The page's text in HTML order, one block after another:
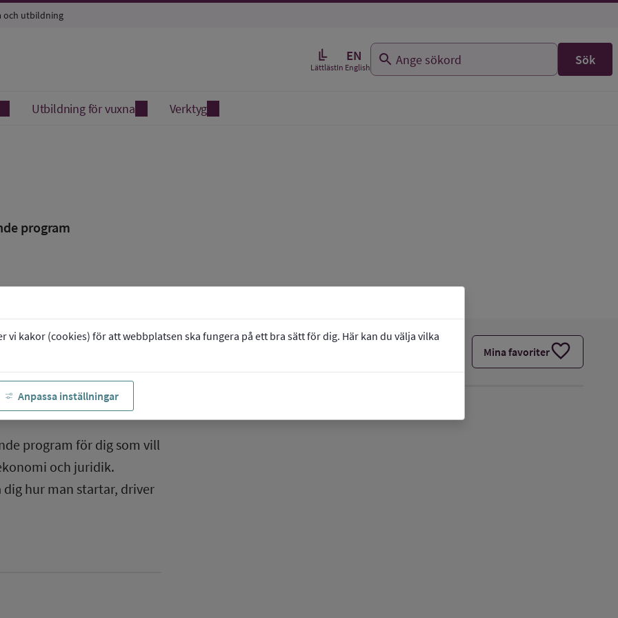
vi kakor (cookies) för att webbplatsen ska fungera på ett bra sätt för dig. Här kan du välja vilka
Anpassa inställningar
och utbildning
Lättläst
EN
In English Sök
Utbildning för vuxna Verktyg
program
program Mina favoriterfavorite
program för dig som vill
och juridik.
hur man startar, driver